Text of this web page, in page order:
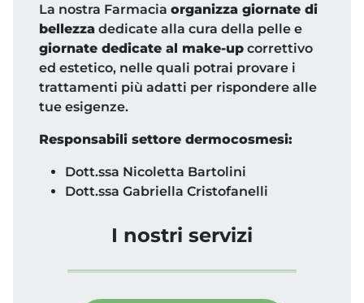
La nostra Farmacia organizza giornate di
bellezza dedicate alla cura della pelle e
giornate dedicate al make-up correttivo
ed estetico, nelle quali potrai provare i
trattamenti più adatti per rispondere alle
tue esigenze.
Responsabili settore dermocosmesi:
Dott.ssa Nicoletta Bartolini
Dott.ssa Gabriella Cristofanelli
I nostri servizi